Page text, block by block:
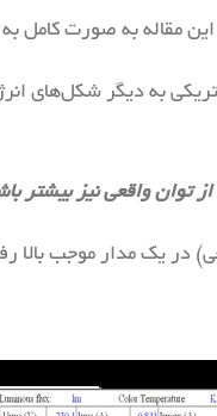
مقاله به صورت کامل
به دیگر شکل‌های
از توان واقعی نیز بیشتر
یک مدار موجب بالا